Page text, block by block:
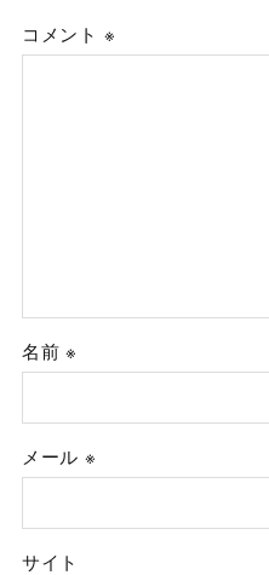
コメント ※
名前※
メール ※
サイト